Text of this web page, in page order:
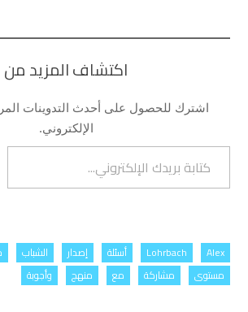
اكتشاف المزيد من
اشترك للحصول على أحدث التدوينات
الإلكتروني.
كتابة بريدك الإلكتروني...
Alex
Lohrbach أسئلة إصدار الشباب
مستوى
مشاركة مع منهج وأجوبة